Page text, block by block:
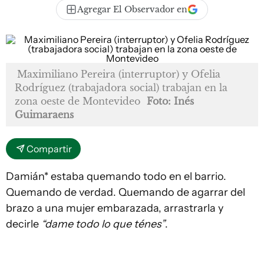
Agregar El Observador en
Maximiliano Pereira (interruptor) y Ofelia
Rodríguez (trabajadora social) trabajan en la
zona oeste de Montevideo Foto: Inés
Guimaraens
Compartir
Damián* estaba quemando todo en el barrio.
Quemando de verdad. Quemando de agarrar del
brazo a una mujer embarazada, arrastrarla y
decirle “dame todo lo que ténes”.